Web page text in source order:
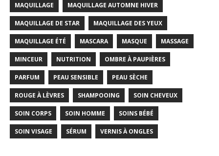
MAQUILLAGE MAQUILLAGE AUTOMNE HIVER
MAQUILLAGE DE STAR MAQUILLAGE DES YEUX
MAQUILLAGE ÉTÉ MASCARA MASQUE MASSAGE
MINCEUR NUTRITION OMBRE À PAUPIÈRES
PARFUM PEAU SENSIBLE PEAU SÈCHE
ROUGE À LÈVRES SHAMPOOING SOIN CHEVEUX
SOIN CORPS SOIN HOMME SOINS BÉBÉ
SOIN VISAGE SÉRUM VERNIS À ONGLES